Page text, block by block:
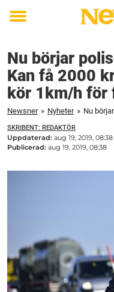
Toggle
Nu börjar
Kan få 2000
kör 1km/h för
Newsner » Nyheter »
SKRIBENT: REDAKTÖR
Uppdaterad: aug 19, 2019, 08:38
Publicerad: aug 19, 2019, 08:38